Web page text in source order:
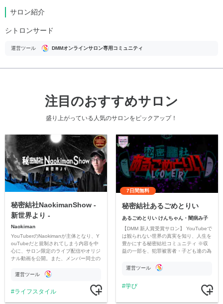
サロン紹介
シトロンサード
運営ツール DMMオンラインサロン専用コミュニティ
注目のおすすめサロン
盛り上がっている人気のサロンをピックアップ！
秘密結社NaokimanShow -
新世界より -
Naokiman
YouTuberのNaokimanが主体となり、Y
ouTubeだと規制されてしまう内容を中
心に、サロン限定のライブ配信やオリジ
ナル動画を公開。また、メンバー同士の
ただいています。
運営ツール
ライフスタイル
7日間無料
秘密結社あるごめとりい
あるごめとりい けんちゃん・闇病み子
【DMM 新人賞受賞サロン】 YouTubeで
は観られない世界の真実を知り、人生を
豊かにする秘密結社コミュニティ ※収
益の一部を、犯罪被害者・子ども達の為
す運営ツール
学び